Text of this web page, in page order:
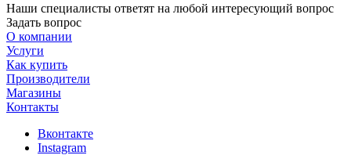
Наши специалисты ответят на любой интересующий вопрос
Задать вопрос
О компании
Услуги
Как купить
Производители
Магазины
Контакты
Вконтакте
Instagram